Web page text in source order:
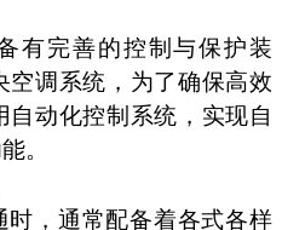
有完善的控制与保护装
调系统，为了确保高效
动化控制系统，实现自
。
时，通常配备着各式各样